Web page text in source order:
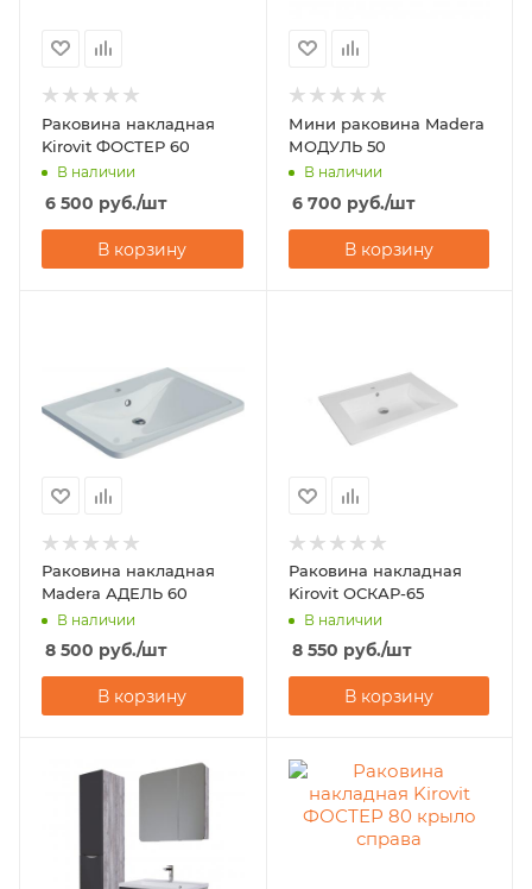
Раковина накладная
Kirovit ФОСТЕР 60
В наличии
6 500 руб./шт
В корзину
Мини раковина Madera
МОДУЛЬ 50
В наличии
6 700 руб./шт
В корзину
Раковина накладная
Madera АДЕЛЬ 60
В наличии
8 500 руб./шт
В корзину
Раковина накладная
Kirovit ОСКАР-65
В наличии
8 550 руб./шт
В корзину